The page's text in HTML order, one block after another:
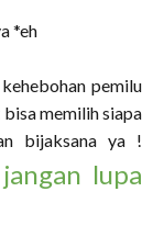
*eh
pemilu
memilih siapa
bijaksana ya !
lupa